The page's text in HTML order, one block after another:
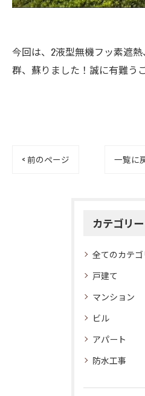
今回は、2液型無機フッ素遮
群、蘇りました！誠に有難う
< 前のページ 一覧に
カテゴリー
全てのカテ
戸建て
マンション
ビル
アパート
防水工事